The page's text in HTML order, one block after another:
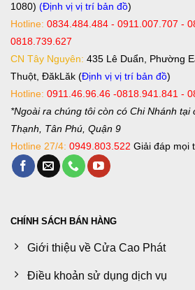
1080) (Định vị vị trí bản đồ)
Hotline: 0834.484.484 - 0911.007.707 -
0818.739.627
CN Tây Nguyên: 435 Lê Duẩn, Phường
Thuột, ĐăkLăk (Định vị vị trí bản đồ)
Hotline: 0911.46.96.46 -0818.941.841 -
*Ngoài ra chúng tôi còn có Chi Nhánh tại
Thạnh, Tân Phú, Quận 9
Hotline 27/4: 0949.803.522 Giải đáp mọi
CHÍNH SÁCH BÁN HÀNG
Giới thiệu về Cửa Cao Phát
Điều khoản sử dụng dịch vụ